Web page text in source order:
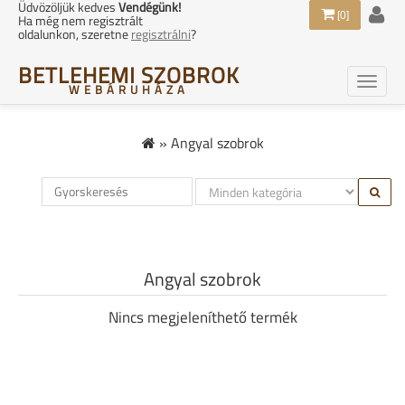
Üdvözöljük kedvesVendégünk!
Ha még nem regisztrált
oldalunkon, szeretneregisztrálni?
[0]
BETLEHEMI SZOBROK
WEBÁRUHÁZA
» Angyal szobrok
Angyal szobrok
Nincs megjeleníthető termék